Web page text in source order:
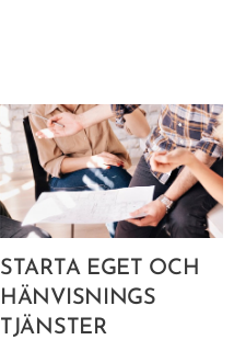
STARTA EGET OCH
HÄNVISNINGS
TJÄNSTER